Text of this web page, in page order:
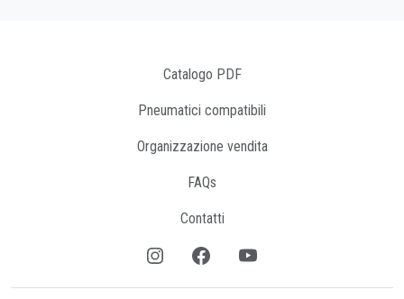
Catalogo PDF
Pneumatici compatibili
Organizzazione vendita
FAQs
Contatti